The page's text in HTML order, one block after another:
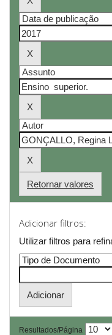
Retornar valores
Adicionar filtros:
Utilizar filtros para
Resultados/Página